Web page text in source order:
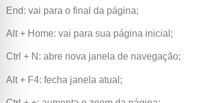
End: vai para o final da página;
Alt + Home: vai para sua página inicial;
Ctrl + N: abre nova janela de navegação;
Alt + F4: fecha janela atual;